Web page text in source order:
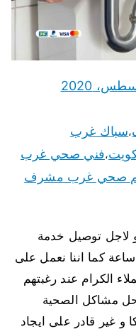
،سباك غرب
،فني صحي غرب
صحي غرب مشرف
توصيل خدمة
كما اننا نعمل على
الكرام عند رغبتهم
مشاكل الصحية
و غير قادر على ايجاد